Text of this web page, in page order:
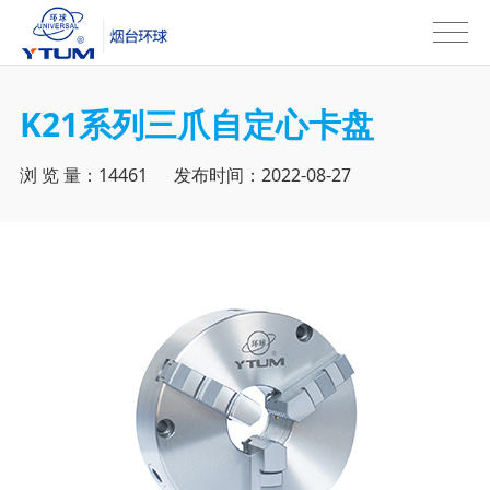
K21系列三爪自定心卡盘
浏 览 量：14461 发布时间：2022-08-27